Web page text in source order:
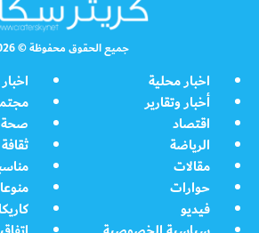
جميع الحقوق محفوظة © 2026
اخبار محلية
أخبار وتقارير
اقتصاد
صحة
الرياضة
مقالات
حوارات
فيديو